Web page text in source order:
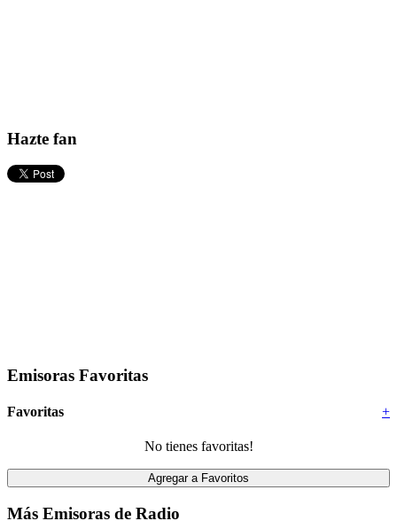
Hazte fan
Emisoras Favoritas
+
Favoritas
No tienes favoritas!
Más Emisoras de Radio